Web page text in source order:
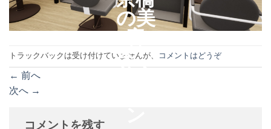
トラックバックは受け付けていませんが、 コメントはどうぞ
← 前へ
次へ →
コメントを残す